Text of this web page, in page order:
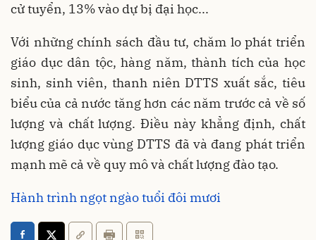
cử tuyển, 13% vào dự bị đại học...
Với những chính sách đầu tư, chăm lo phát triển
giáo dục dân tộc, hàng năm, thành tích của học
sinh, sinh viên, thanh niên DTTS xuất sắc, tiêu
biểu của cả nước tăng hơn các năm trước cả về số
lượng và chất lượng. Điều này khẳng định, chất
lượng giáo dục vùng DTTS đã và đang phát triển
mạnh mẽ cả về quy mô và chất lượng đào tạo.
Hành trình ngọt ngào tuổi đôi mươi